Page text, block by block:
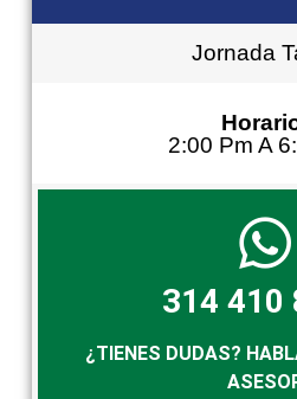
Jornada
2:00 Pm A
314 410
¿TIENES DUDAS?